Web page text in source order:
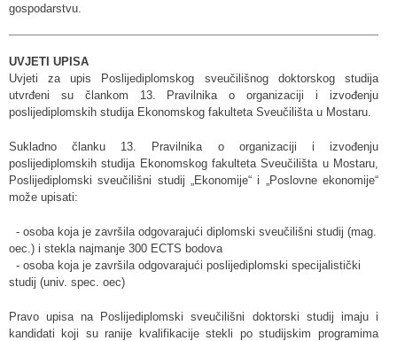
gospodarstvu.
UVJETI UPISA
Uvjeti za upis Poslijediplomskog sveučilišnog doktorskog studija
utvrđeni su člankom 13. Pravilnika o organizaciji i izvođenju
poslijediplomskih studija Ekonomskog fakulteta Sveučilišta u Mostaru.
Sukladno članku 13. Pravilnika o organizaciji i izvođenju
poslijediplomskih studija Ekonomskog fakulteta Sveučilišta u Mostaru,
Poslijediplomski sveučilišni studij „Ekonomije“ i „Poslovne ekonomije“
može upisati:
- osoba koja je završila odgovarajući diplomski sveučilišni studij (mag.
oec.) i stekla najmanje 300 ECTS bodova
- osoba koja je završila odgovarajući poslijediplomski specijalistički
studij (univ. spec. oec)
Pravo upisa na Poslijediplomski sveučilišni doktorski studij imaju i
kandidati koji su ranije kvalifikacije stekli po studijskim programima